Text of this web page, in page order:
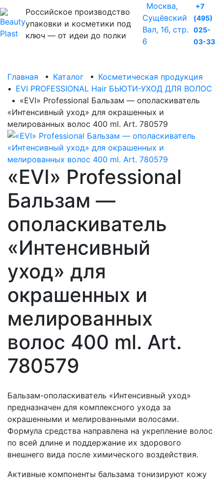
Российское производство
упаковки и косметики под
ключ — от идеи до полки
Москва,
Сущёвский
Вал, 16, стр.
6
+7
(495)
025-
03-33
Главная • Каталог • Косметическая продукция
• EVI PROFESSIONAL Hair БЬЮТИ-УХОД ДЛЯ ВОЛОС
• «EVI» Professional Бальзам — ополаскиватель
«Интенсивный уход» для окрашенных и
мелированных волос 400 ml. Art. 780579
«EVI» Professional
Бальзам —
ополаскиватель
«Интенсивный
уход» для
окрашенных и
мелированных
волос 400 ml. Art.
780579
Бальзам-ополаскиватель «Интенсивный уход»
предназначен для комплексного ухода за
окрашенными и мелированными волосами.
Формула средства направлена на укрепление волос
по всей длине и поддержание их здорового
внешнего вида после химического воздействия.
Активные компоненты бальзама тонизируют кожу